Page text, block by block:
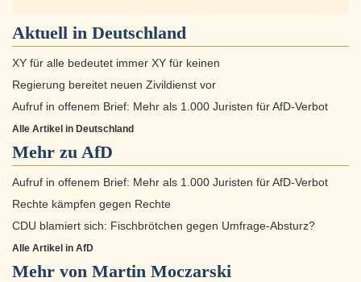
Aktuell in Deutschland
XY für alle bedeutet immer XY für keinen
Regierung bereitet neuen Zivildienst vor
Aufruf in offenem Brief: Mehr als 1.000 Juristen für AfD-Verbot
Alle Artikel in Deutschland
Mehr zu AfD
Aufruf in offenem Brief: Mehr als 1.000 Juristen für AfD-Verbot
Rechte kämpfen gegen Rechte
CDU blamiert sich: Fischbrötchen gegen Umfrage-Absturz?
Alle Artikel in AfD
Mehr von Martin Moczarski